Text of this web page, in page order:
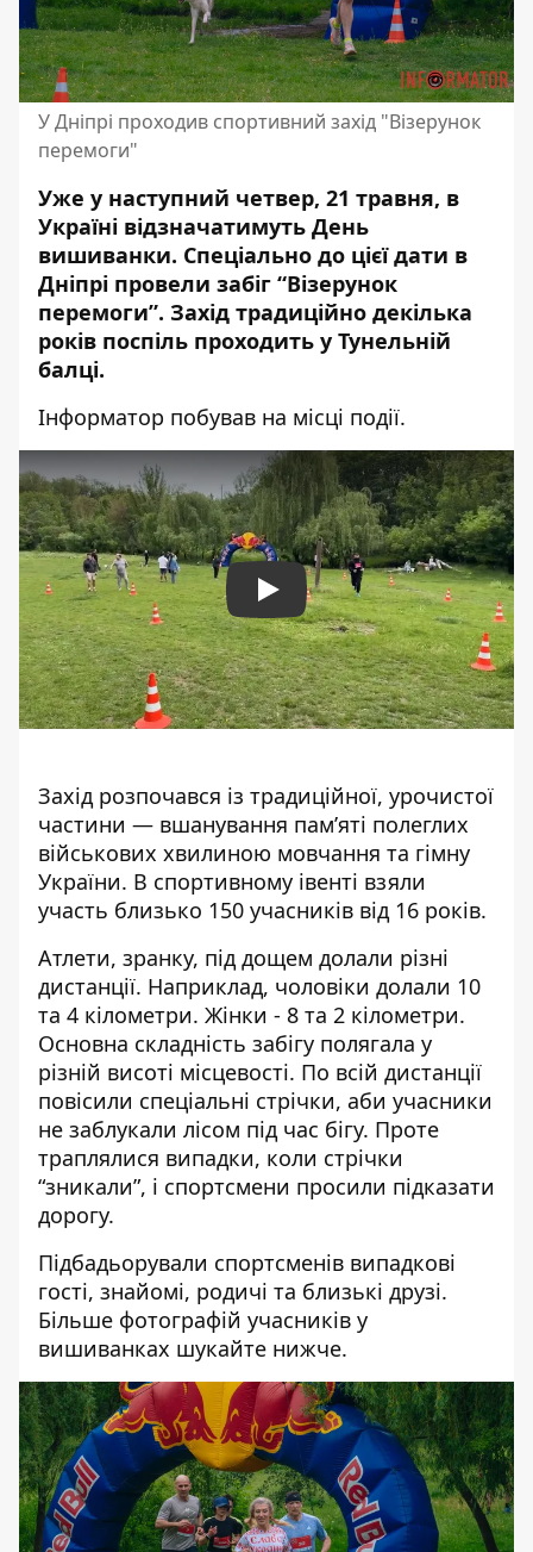
У Дніпрі проходив спортивний захід "Візерунок
перемоги"
Уже у наступний четвер, 21 травня, в
Україні відзначатимуть День
вишиванки. Спеціально до цієї дати в
Дніпрі провели забіг “Візерунок
перемоги”. Захід традиційно декілька
років поспіль проходить у Тунельній
балці.
Інформатор побував на місці події.
Play
Захід розпочався із традиційної, урочистої
частини — вшанування пам’яті полеглих
військових хвилиною мовчання та гімну
України. В спортивному івенті взяли
участь близько 150 учасників від 16 років.
Атлети, зранку, під дощем долали різні
дистанції. Наприклад, чоловіки долали 10
та 4 кілометри. Жінки - 8 та 2 кілометри.
Основна складність забігу полягала у
різній висоті місцевості. По всій дистанції
повісили спеціальні стрічки, аби учасники
не заблукали лісом під час бігу. Проте
траплялися випадки, коли стрічки
“зникали”, і спортсмени просили підказати
дорогу.
Підбадьорували спортсменів випадкові
гості, знайомі, родичі та близькі друзі.
Більше фотографій учасників у
вишиванках шукайте нижче.